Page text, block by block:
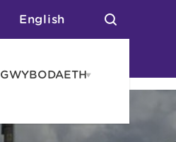
English
GWYBODAETHOpen